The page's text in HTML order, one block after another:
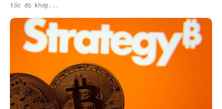
tốc độ khớp...